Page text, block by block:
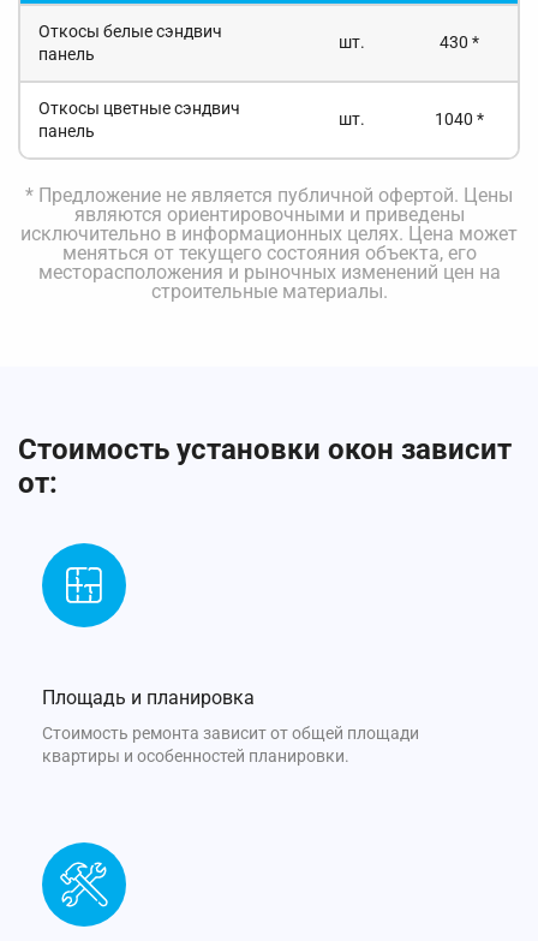
Откосы белые сэндвич
панель
шт. 430 *
Откосы цветные сэндвич
панель
шт. 1040 *
* Предложение не является публичной офертой. Цены
являются ориентировочными и приведены
исключительно в информационных целях. Цена может
меняться от текущего состояния объекта, его
месторасположения и рыночных изменений цен на
строительные материалы.
Стоимость установки окон зависит
от:
Площадь и планировка
Стоимость ремонта зависит от общей площади
квартиры и особенностей планировки.